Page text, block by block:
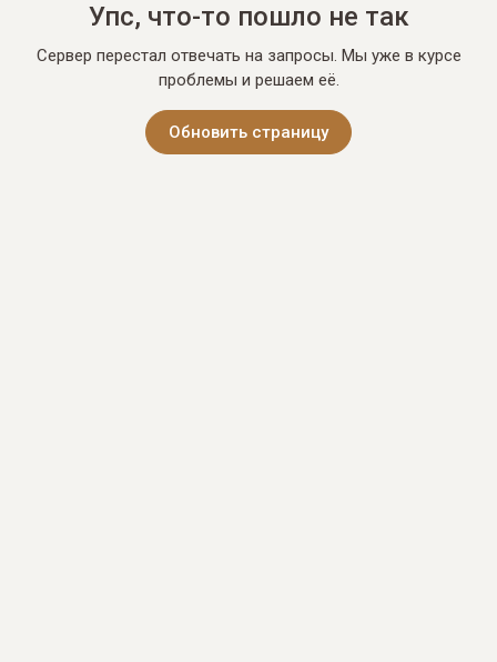
Упс, что-то пошло не так
Сервер перестал отвечать на запросы. Мы уже в курсе
проблемы и решаем её.
Обновить страницу